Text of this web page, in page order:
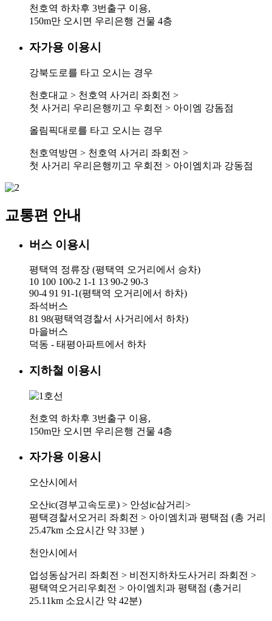
천호역 하차후 3번출구 이용,
150m만 오시면 우리은행 건물 4층
자가용 이용시
강북도로를 타고 오시는 경우
천호대교 > 천호역 사거리 좌회전 >
첫 사거리 우리은행끼고 우회전 > 아이엠 강돔점
올림픽대로를 타고 오시는 경우
천호역방면 > 천호역 사거리 좌회전 >
첫 사거리 우리은행끼고 우회전 > 아이엠치과 강동점
교통편 안내
버스 이용시
평택역 정류장 (평택역 오거리에서 승차)
10 100 100-2 1-1 13 90-2 90-3
90-4 91 91-1(평택역 오거리에서 하차)
좌석버스
81 98(평택역경찰서 사거리에서 하차)
마을버스
덕동 - 태평아파트에서 하차
지하철 이용시
천호역 하차후 3번출구 이용,
150m만 오시면 우리은행 건물 4층
자가용 이용시
오산시에서
오산ic(경부고속도로) > 안성ic삼거리>
평택경찰서오거리 좌회전 > 아이엠치과 평택점 (총 거리
25.47km 소요시간 약 33분 )
천안시에서
업성동삼거리 좌회전 > 비전지하차도사거리 좌회전 >
평택역오거리우회전 > 아이엠치과 평택점 (총거리
25.11km 소요시간 약 42분)